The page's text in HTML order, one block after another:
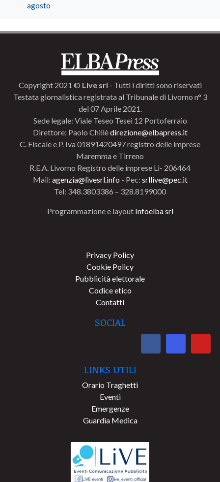
agosto
Copyright 2021 © Live srl - Tutti i diritti sono riservati
Testata giornalistica registrata al Tribunale di Livorno n° 3
del 07 Aprile 2021.
Sede legale: Viale Teseo Tesei 12 Portoferraio
Direttore: Paolo Chillèdirezione@elbapress.it
C. Fiscale e P. Iva 01891420497 registro delle imprese
Maremma e Tirreno
R.E.A. Livorno Registro delle imprese Li- 206464
Mail: agenzia@livesrl.info - Pec: srllive@pec.it
Tel: 348.3803386 – 328.8199000
Programmazione e layout Infoelba srl
Privacy Policy
Cookie Policy
Pubblicità elettorale
Codice etico
Contatti
SOCIAL
LINKS UTILI
Orario Traghetti
Eventi
Emergenze
Guardia Medica